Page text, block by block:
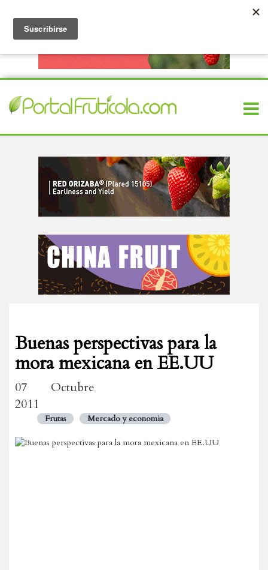
Buenas perspectivas para la
mora mexicana en EE.UU
07 Octubre
2011
Frutas Mercado y economia